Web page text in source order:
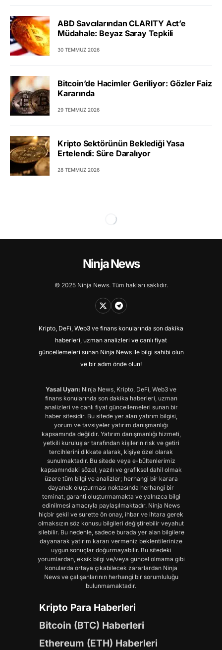
ABD Savcılarından CLARITY Act’e
Müdahale: Beyaz Saray Tepkili
30 TEMMUZ 2026
Bitcoin’de Hacimler Geriliyor: Gözler Faiz
Kararında
29 TEMMUZ 2026
Kripto Sektörünün Beklediği Yasa
Ertelendi: Süre Daralıyor
28 TEMMUZ 2026
Ninja News
© 2025 Ninja News. Tüm hakları saklıdır.
Kripto, DeFi, Web3 ve finans konularında son dakika
haberleri, uzman analizleri ve canlı fiyat
güncellemeleri sunan Ninja News ile bilgi sahibi olun
ve bir adım önde olun!
Yasal Uyarı: Ninja News, Kripto, DeFi, Web3 ve
finans konularında son dakika haberleri, uzman
analizleri ve canlı fiyat güncellemeleri sunan bir
haber sitesidir. Bu sitede yer alan yatırım bilgisi,
yorum ve tavsiyeler yatırım danışmanlığı
kapsamında değildir. Yatırım danışmanlığı hizmeti,
yetkili kuruluşlar tarafından kişilerin risk ve getiri
tercihlerini dikkate alarak, kişiye özel olarak
sunulmaktadır. Bu sitede veya e-bültenlerimiz
kapsamındaki sözel, yazılı ve grafiksel dahil olmak
üzere tüm bilgi ve analizler; herhangi bir karara
dayanak oluşturması noktasında herhangi bir
teminat, garanti oluşturmamakta ve yalnızca bilgi
edinilmesi amacıyla paylaşılmaktadır. Ninja News
hiçbir şekil ve surette ön onay, ihbar ve ihtara gerek
olmaksızın söz konusu bilgileri değiştirebilir veyahut
silebilir. Bu nedenle, sadece burada yer alan bilgilere
dayanarak yatırım kararı vermeniz beklentilerinize
uygun sonuçlar doğurmayabilir. Bu sitedeki
yorumlardan, eksik bilgi ve/veya güncel olmama gibi
konularda ortaya çıkabilecek zararlardan Ninja
News ve çalışanlarının herhangi bir sorumluluğu
bulunmamaktadır.
Kripto Para Haberleri
Bitcoin (BTC) Haberleri
Ethereum (ETH) Haberleri